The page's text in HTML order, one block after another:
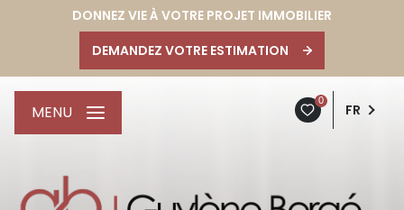
DONNEZ VIE À VOTRE PROJET IMMOBILIER
DEMANDEZ VOTRE ESTIMATION
0
FR
MENU